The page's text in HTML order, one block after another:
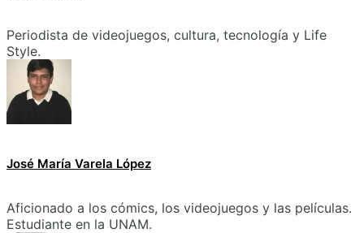
Periodista de videojuegos, cultura, tecnología y Life
Style.
José María Varela López
Aficionado a los cómics, los videojuegos y las películas.
Estudiante en la UNAM.